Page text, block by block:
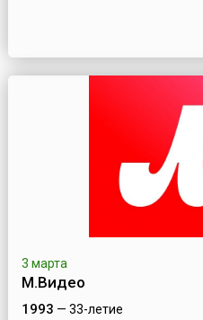
3 марта
М.Видео
1993 — 33-летие